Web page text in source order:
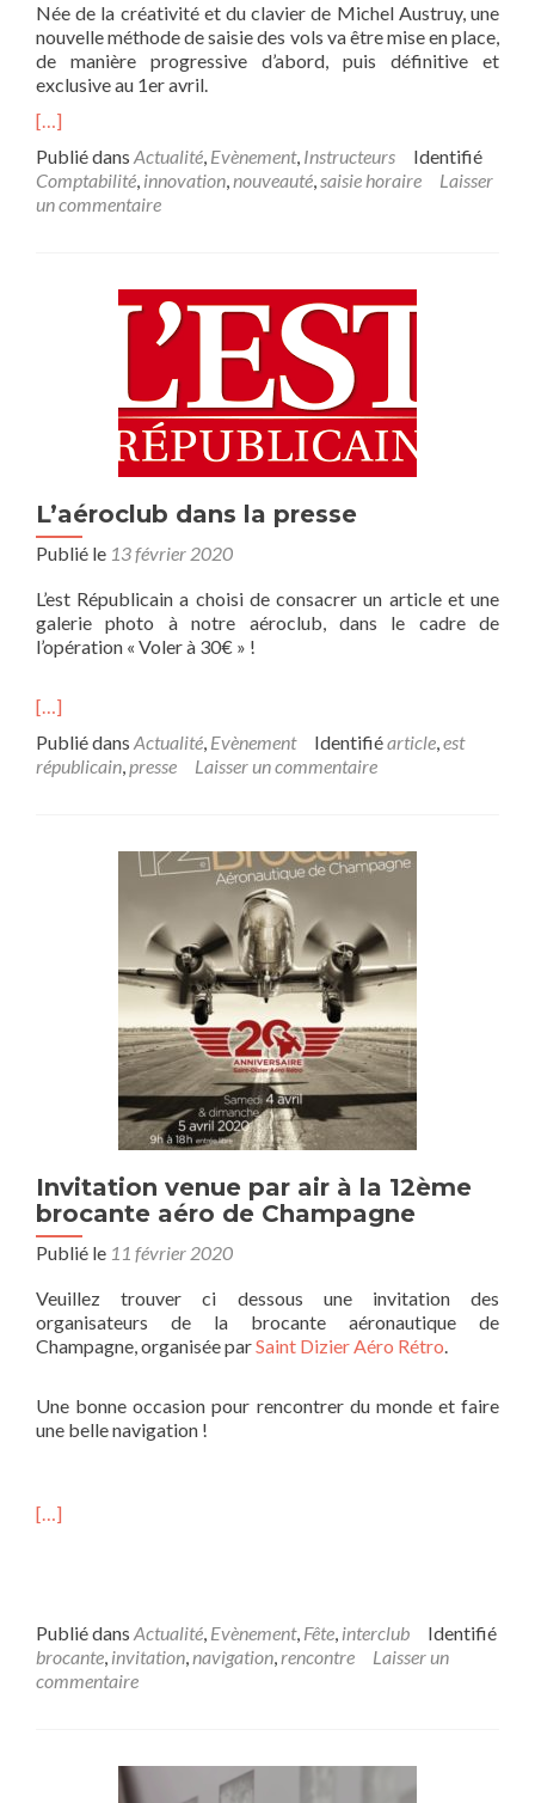
Née de la créativité et du clavier de Michel Austruy, une
nouvelle méthode de saisie des vols va être mise en place,
de manière progressive d’abord, puis définitive et
exclusive au 1er avril.
[…]
Publié dans Actualité, Evènement, Instructeurs
Identifié
Comptabilité, innovation,nouveauté,saisie horaire
Laisser
un commentaire
L’aéroclub dans la presse
Publié le 13 février 2020
L’est Républicain a choisi de consacrer un article et une
galerie photo à notre aéroclub, dans le cadre de
l’opération « Voler à 30€ » !
[…]
Publié dans Actualité, Evènement Identifiéarticle,est
républicain,presse Laisser un commentaire
Invitation venue par air à la 12ème
brocante aéro de Champagne
Publié le 11 février 2020
Veuillez trouver ci dessous une invitation des
organisateurs de la brocante aéronautique de
Champagne, organisée parSaint Dizier Aéro Rétro.
Une bonne occasion pour rencontrer du monde et faire
une belle navigation !
[…]
Publié dans Actualité, Evènement, Fête, interclub
Identifié
brocante, invitation,navigation,rencontre
Laisser un
commentaire